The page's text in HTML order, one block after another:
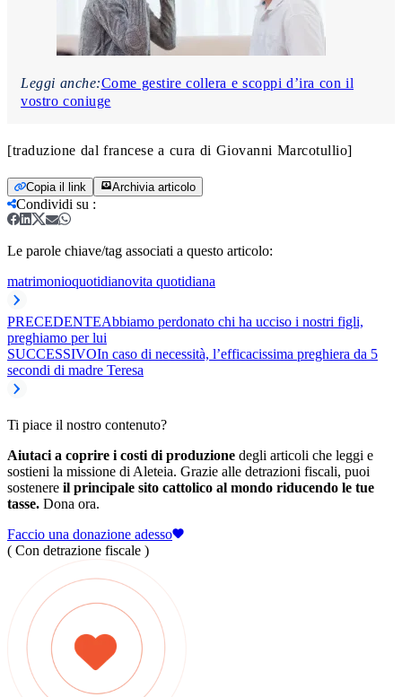
Leggi anche:Come gestire collera e scoppi d’ira con il
vostro coniuge
[traduzione dal francese a cura di Giovanni Marcotullio]
Copia il link Archivia articolo
Condividi su :
Le parole chiave/tag associati a questo articolo:
matrimonioquotidianovita quotidiana
PRECEDENTEAbbiamo perdonato chi ha ucciso i nostri figli,
preghiamo per lui
SUCCESSIVOIn caso di necessità, l’efficacissima preghiera da 5
secondi di madre Teresa
Ti piace il nostro contenuto?
Aiutaci a coprire i costi di produzione degli articoli che leggi e
sostieni la missione di Aleteia. Grazie alle detrazioni fiscali, puoi
sostenere il principale sito cattolico al mondo riducendo le tue
tasse. Dona ora.
Faccio una donazione adesso
( Con detrazione fiscale )